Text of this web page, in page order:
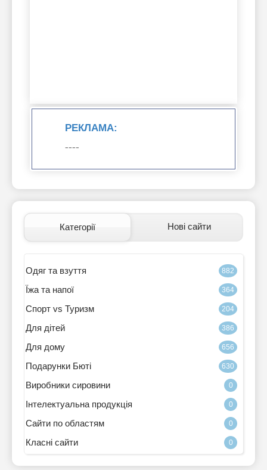
РЕКЛАМА:
----
Категорії Нові сайти
Одяг та взуття 882
Їжа та напої 364
Спорт vs Туризм 204
Для дітей 386
Для дому 656
Подарунки Бюті 630
Виробники сировини 0
Інтелектуальна продукція 0
Сайти по областям 0
Класні сайти 0